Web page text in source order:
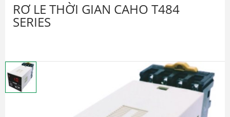
RƠ LE THỜI GIAN CAHO T484
SERIES